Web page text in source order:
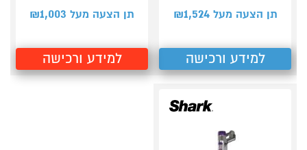
תן הצעה מעל ₪ 1,524
למידע ורכישה
תן הצעה מעל ₪ 1,003
למידע ורכישה